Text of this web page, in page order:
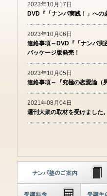
2023年10月17日
DVD『「ナンパ実践！」への
2023年10月06日
連絡事項～DVD『「ナンパ実
パッケージ版発売！
2023年10月05日
連絡事項～『究極の恋愛論（
2021年08月04日
週刊大衆の取材を受けました